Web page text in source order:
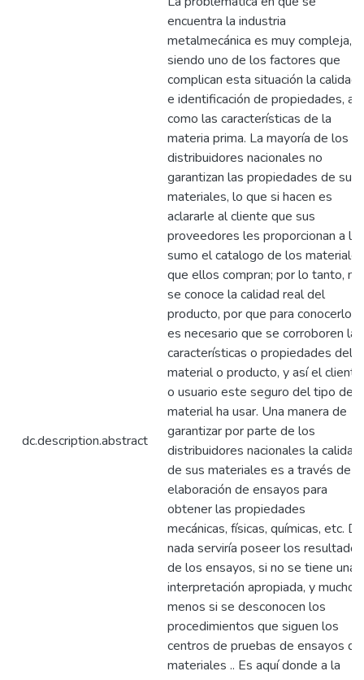
dc.description.abstract
encuentra la industria
metalmecánica es muy compleja,
siendo uno de los factores que
complican esta situación la calidad
e identificación de propiedades, así
como las características de la
materia prima. La mayoría de los
distribuidores nacionales no
garantizan las propiedades de sus
materiales, lo que si hacen es
aclararle al cliente que sus
proveedores les proporcionan a lo
sumo el catalogo de los materiales
que ellos compran; por lo tanto, no
se conoce la calidad real del
producto, por que para conocerlo
es necesario que se corroboren las
características o propiedades del
material o producto, y así el cliente
o usuario este seguro del tipo de
material ha usar. Una manera de
garantizar por parte de los
distribuidores nacionales la calidad
de sus materiales es a través de la
elaboración de ensayos para
obtener las propiedades
mecánicas, físicas, químicas, etc. De
nada serviría poseer los resultados
de los ensayos, si no se tiene una
interpretación apropiada, y mucho
menos si se desconocen los
procedimientos que siguen los
centros de pruebas de ensayos de
materiales .. Es aquí donde a la